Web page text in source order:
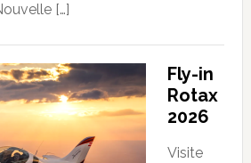
[…]
Fly-in
Rotax
2026
Visite